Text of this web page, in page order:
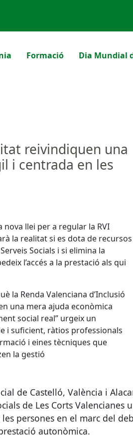
Formació Dia Mundial
reivindiquen una
i centrada en les
nova llei per a regular la RVI
la realitat si es dota de recursos
Socials i si elimina la
l’accés a la prestació als qui
la Renda Valenciana d’Inclusió
una mera ajuda econòmica
social real” urgeix un
i suficient, ràtios professionals
i eines tècniques que
la gestió
de Castelló, València i
de Les Corts Valencianes
persones en el marc del
autonòmica.